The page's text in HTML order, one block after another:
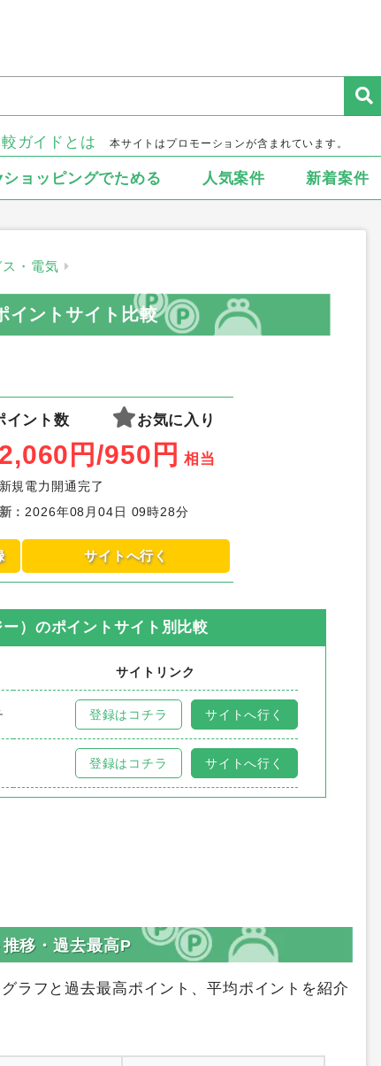
ガイドとは 本サイトはプロモーションが含まれています。
ショッピングでためる 人気案件 新着案件
ス・電気
イントサイト比較
イント数 お気に入り
2,060 円/950 円 相当
新規電力開通完了
： 2026年08月04日 09時28分
サイトへ行く
） のポイントサイト別比較
サイトリンク
登録はコチラ サイトへ行く
登録はコチラ サイトへ行く
移・過去最高P
ラフと過去最高ポイント、平均ポイントを紹介